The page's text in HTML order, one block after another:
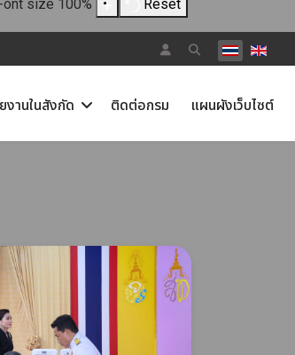
size 100% Reset
เลือกภาษาข
งานในสังกัด ติดต่อกรม แผนผังเว็บไซต์